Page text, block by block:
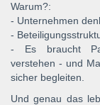
Warum?:
- Unternehmen
-
- Es braucht
verstehen - und
sicher begleiten.
Und genau das